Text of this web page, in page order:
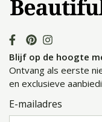
Blijf op de hoogte
Ontvang als eerste
en exclusieve
E-mailadres